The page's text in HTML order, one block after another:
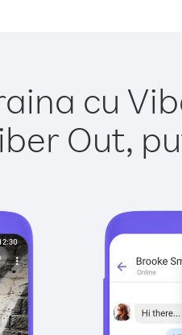
cu
Out,